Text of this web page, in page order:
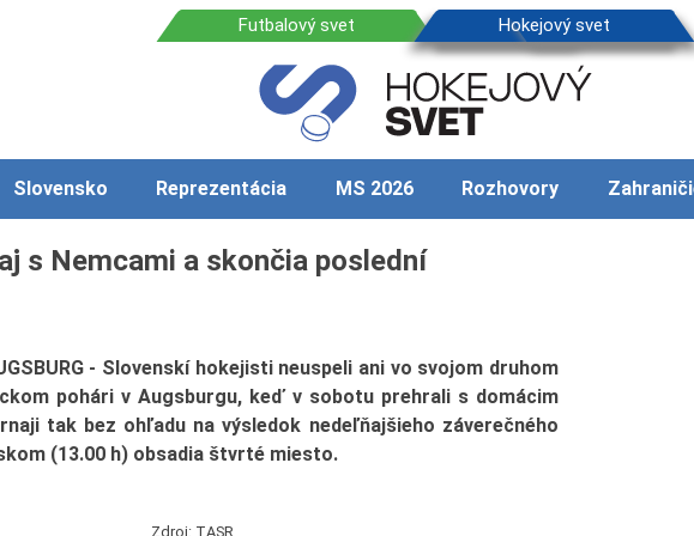
Slovensko Reprezentácia MS 2026 Rozhovory
s Nemcami a skončia poslední
- Slovenskí hokejisti neuspeli ani vo svojom druhom
pohári v Augsburgu, keď v sobotu prehrali s domácim
tak bez ohľadu na výsledok nedeľňajšieho záverečného
(13.00 h) obsadia štvrté miesto.
Zdroj: TASR